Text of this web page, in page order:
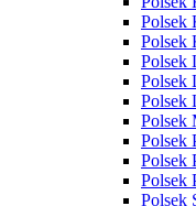
Polsek
Polsek
Polsek
Polsek
Polsek
Polsek
Polsek
Polsek
Polsek
Polsek